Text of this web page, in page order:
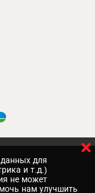
для
и т.д.)
не может
нам улучшить